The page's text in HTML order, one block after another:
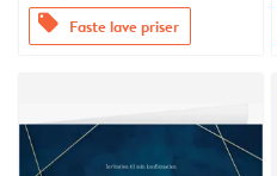
offers Faste lave priser